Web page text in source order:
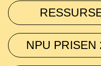
NPU PRISEN